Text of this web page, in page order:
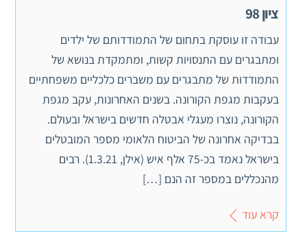
ציון 98
עבודה זו עוסקת בתחום של התמודדותם של ילדים
ומתבגרים עם התנסויות קשות, ומתמקדת בנושא של
התמודדות של מתבגרים עם משברים כלכליים משפחתיים
בעקבות מגפת הקורונה. בשנים האחרונות, עקב מגפת
הקורונה, נוצרו מעגלי אבטלה חדשים בישראל ובעולם.
בבדיקה אחרונה של הביטוח הלאומי מספר המובטלים
בישראל נאמד בכ-75 אלף איש (אילן, 1.3.21). רבים
מהנכללים במספר זה הנם […]
קרא עוד